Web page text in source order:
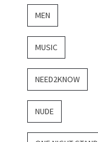
MEN
MUSIC
NEED2KNOW
NUDE